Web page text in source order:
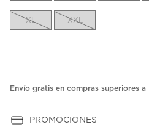
XL XXL
Envío gratis en compras superiores a
PROMOCIONES